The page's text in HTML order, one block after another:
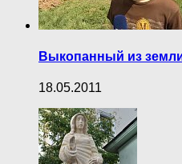
Выкопанный из
18.05.2011